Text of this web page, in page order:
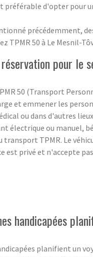
préférable d'opter pour
précédemment,
TPMR 50 à Le Mesnil-
pour le
50 (Transport
et emmener les
ou dans d'autres
électrique ou manuel,
TPMR. Le
est privé et n'accepte
handicapées
planifient un